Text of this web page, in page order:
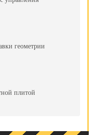
геометрии
плитой